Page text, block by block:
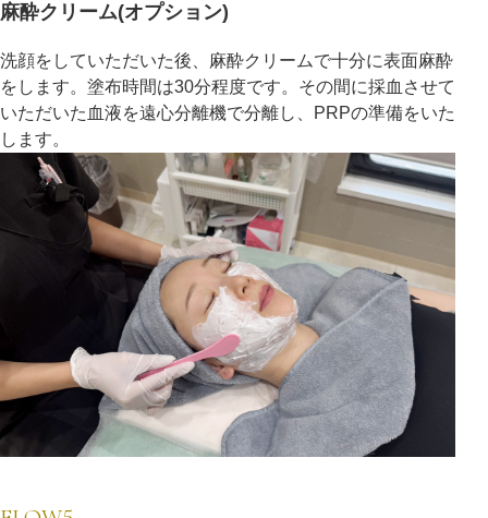
麻酔クリーム(オプション)
洗顔をしていただいた後、麻酔クリームで十分に表面麻酔
をします。塗布時間は30分程度です。その間に採血させて
いただいた血液を遠心分離機で分離し、PRPの準備をいた
します。